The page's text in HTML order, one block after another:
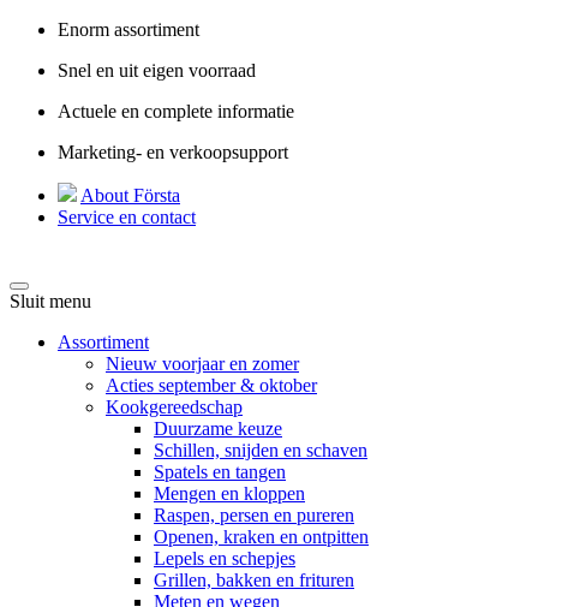
Enorm assortiment
Snel en uit eigen voorraad
Actuele en complete informatie
Marketing- en verkoopsupport
About Första
Service en contact
Sluit menu
Assortiment
Nieuw voorjaar en zomer
Acties september & oktober
Kookgereedschap
Duurzame keuze
Schillen, snijden en schaven
Spatels en tangen
Mengen en kloppen
Raspen, persen en pureren
Openen, kraken en ontpitten
Lepels en schepjes
Grillen, bakken en frituren
Meten en wegen